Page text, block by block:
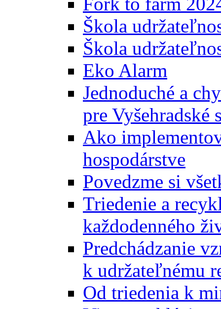
Škola
Škola
Eko Alarm
Jednoduché a
pre Vyšehradské
Ako
hospodárstve
Povedzme si
Triedenie a
každodenného
Predchádzanie
k udržateľnému
Od triedenia k